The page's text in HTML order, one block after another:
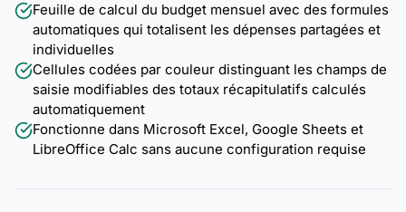
Feuille de calcul du budget mensuel avec des formules
automatiques qui totalisent les dépenses partagées et
individuelles
Cellules codées par couleur distinguant les champs de
saisie modifiables des totaux récapitulatifs calculés
automatiquement
Fonctionne dans Microsoft Excel, Google Sheets et
LibreOffice Calc sans aucune configuration requise